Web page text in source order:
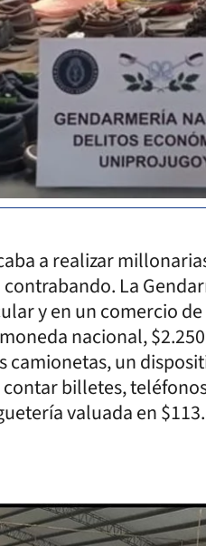
a realizar
La
y en un comercio
nacional,
camionetas, un
billetes,
valuada en